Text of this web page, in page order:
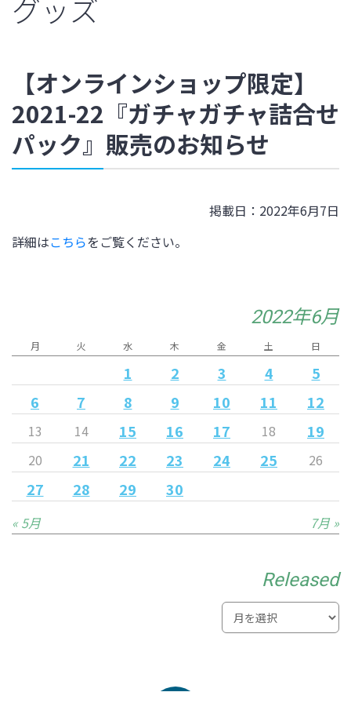
グッズ
【オンラインショップ限定】
2021-22『ガチャガチャ詰合せ
パック』販売のお知らせ
掲載日：2022年6月7日
詳細はこちらをご覧ください。
2022年6月
月 火 水 木 金 土 日
1 2 3 4
5
6
7 8 9 10 11 12
13 14 15 16 17 18 19
20 21 22 23 24 25 26
27 28 29 30
« 5月 7月 »
Released